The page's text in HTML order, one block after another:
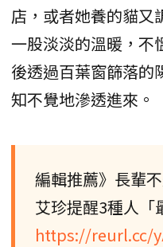
店，或者她養的貓又
一股淡淡的溫暖，不
後透過百葉窗篩落的
知不覺地滲透進來。
編輯推薦》長輩
艾珍提醒3種人「
https://reurl.cc/